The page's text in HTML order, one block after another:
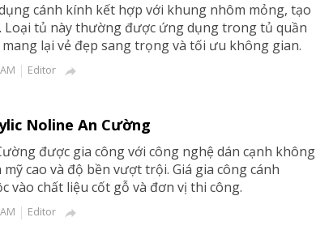
cánh kính kết hợp với khung nhôm mỏng, tạo
Loại tủ này thường được ứng dụng trong tủ quần
lại vẻ đẹp sang trọng và tối ưu không gian.
Editor 
Noline An Cường
được gia công với công nghệ dán cạnh không
cao và độ bền vượt trội. Giá gia công cánh
vào chất liệu cốt gỗ và đơn vị thi công.
Editor 